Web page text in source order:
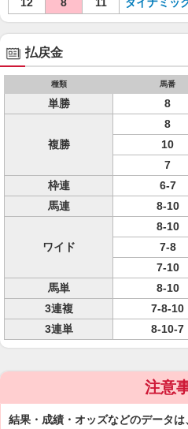
払戻金
種類 馬番
単勝 8
複勝
8
10
7
枠連
6-7
馬連
8-10
ワイド
8-10
7-8
7-10
馬単
8-10
3連複
7-8-10
3連単
8-10-7
注意
結果・成績・オッズなどのデータ